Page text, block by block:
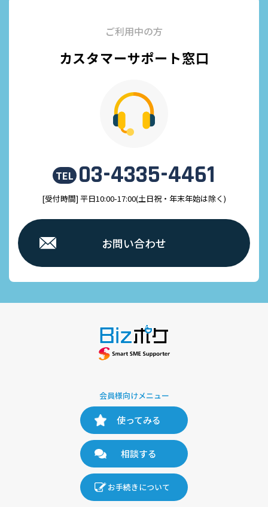
ご利用中の方
カスタマーサポート窓口
TEL 03-4335-4461
[受付時間] 平日10:00-17:00(土日祝・年末年始は除く)
お問い合わせ
会員様向けメニュー
使ってみる
相談する
お手続きについて